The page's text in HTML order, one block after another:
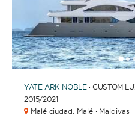
12
YATE ARK NOBLE· CUSTOM
2015/2021
Malé ciudad, Malé · Maldivas